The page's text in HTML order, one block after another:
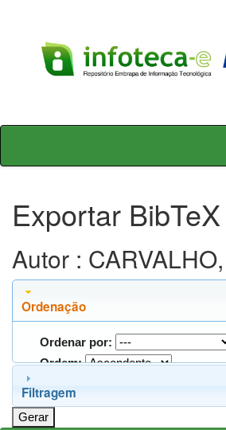
Skip
Exportar BibTeX
Autor :
Ordenação
Ordenar por:
Ordem:
Filtragem